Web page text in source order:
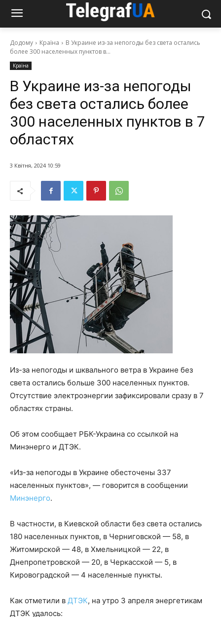
Додому Країна
В Украине из-за непогоды без света остались
более 300 населенных пунктов в...
Країна
В Украине из-за непогоды
без света остались более
300 населенных пунктов в 7
областях
3 Квітня, 2024 10:59
Из-за непогоды и шквального ветра в Украине без
света остались больше 300 населенных пунктов.
Отсутствие электроэнергии зафиксировали сразу в 7
областях страны.
Об этом сообщает РБК-Украина со ссылкой на
Минэнерго и ДТЭК.
«Из-за непогоды в Украине обесточены 337
населенных пунктов», — говорится в сообщении
Минэнерго.
В частности, в Киевской области без света остались
180 населенных пунктов, в Черниговской — 58, в
Житомирской — 48, в Хмельницкой — 22, в
Днепропетровской — 20, в Черкасской — 5, в
Кировоградской — 4 населенные пункты.
Как отметили в ДТЭК, на утро 3 апреля энергетикам
ДТЭК удалось: